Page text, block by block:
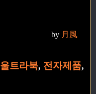
by 月風
울트라북, 전자제품,